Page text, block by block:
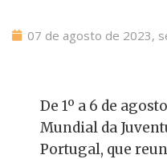
07 de agosto de 2023,
De 1º a 6 de
Mundial da
Portugal, que